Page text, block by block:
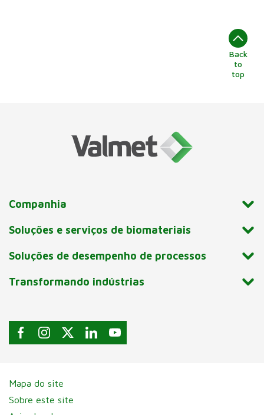
Back
to
top
Companhia
Soluções e serviços de biomateriais
Soluções de desempenho de processos
Transformando indústrias
Mapa do site
Sobre este site